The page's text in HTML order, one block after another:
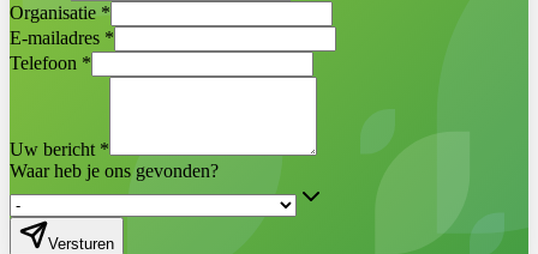
Organisatie *
E-mailadres *
Telefoon *
Uw bericht *
Waar heb je ons gevonden?
Versturen